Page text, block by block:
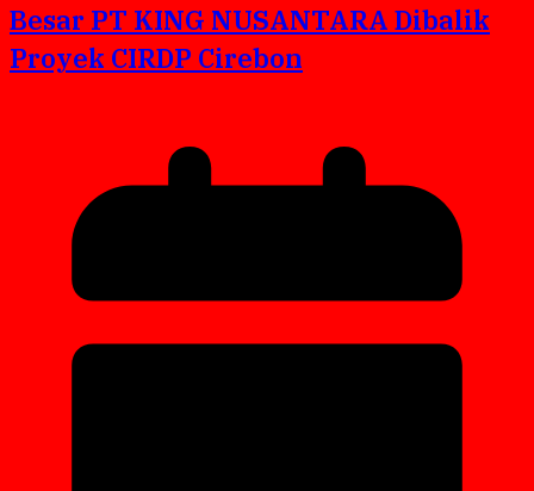
Besar PT KING NUSANTARA Dibalik
Proyek CIRDP Cirebon